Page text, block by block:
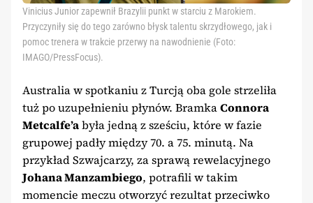
Vinicius Junior zapewnił Brazylii punkt w starciu z Marokiem.
Przyczyniły się do tego zarówno błysk talentu skrzydłowego, jak i
pomoc trenera w trakcie przerwy na nawodnienie (Foto:
IMAGO/PressFocus).
Australia w spotkaniu z Turcją oba gole strzeliła
tuż po uzupełnieniu płynów. BramkaConnora
Metcalfe’abyła jedną z sześciu, które w fazie
grupowej padły między 70. a 75. minutą. Na
przykład Szwajcarzy, za sprawą rewelacyjnego
Johana Manzambiego, potrafili w takim
momencie meczu otworzyć rezultat przeciwko